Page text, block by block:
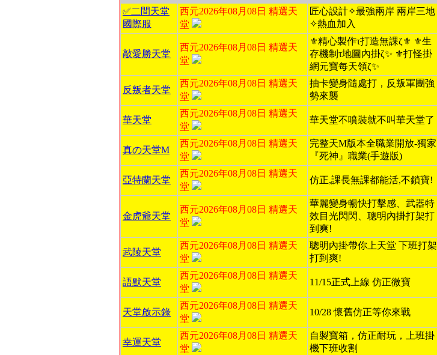
✅二間天堂
國際服
西元2026年08月08日 精選天
堂
匠心設計✧最強兩岸 兩岸三地
✧熱血加入
敲愛勝天堂
西元2026年08月08日 精選天
堂
⚜️精心製作τ打造無課ζ⚜️ ⚜️生
存機制τ地圖內掛ζ✨ ⚜️打怪掛
網元寶每天領ζ✨
反叛者天堂
西元2026年08月08日 精選天
堂
抽卡變身隨處打，反叛軍團強
勢來襲
華天堂
西元2026年08月08日 精選天
堂
華天堂不噴裝就不叫華天堂了
真の天堂M
西元2026年08月08日 精選天
堂
完整天M版本全職業開放-獨家
『死神』職業(手遊版)
亞特蘭天堂
西元2026年08月08日 精選天
堂
仿正,課長無課都能活,不鎖寶!
金虎爺天堂
西元2026年08月08日 精選天
堂
華麗變身暢快打擊感、武器特
效目光閃閃、聰明內掛打架打
到爽!
武陵天堂
西元2026年08月08日 精選天
堂
聰明內掛帶你上天堂 下班打架
打到爽!
語默天堂
西元2026年08月08日 精選天
堂
11/15正式上線 仿正微寶
天堂啟示錄
西元2026年08月08日 精選天
堂
10/28 懷舊仿正等你來戰
幸運天堂
西元2026年08月08日 精選天
堂
自製寶箱，仿正耐玩，上班掛
機下班收割